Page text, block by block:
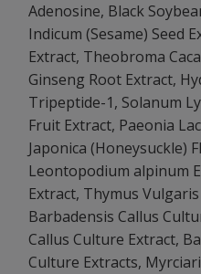
Adenosine, Black
Indicum (Sesame) Seed
Extract, Theobroma
Ginseng Root Extract,
Tripeptide-1, Solanum
Fruit Extract, Paeonia
Japonica (Honeysuckle)
Leontopodium alpinum
Extract, Thymus
Barbadensis Callus
Callus Culture Extract,
Culture Extracts,